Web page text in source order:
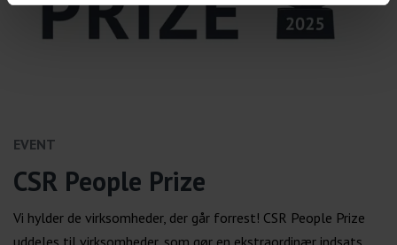
EVENT
CSR People Prize
Vi hylder de virksomheder, der går forrest! CSR People Prize